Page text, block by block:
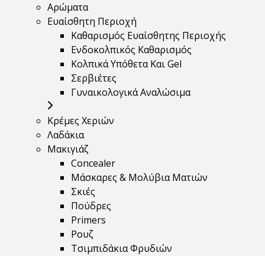
Αρώματα
Ευαίσθητη Περιοχή
Καθαρισμός Ευαίσθητης Περιοχής
Ενδοκολπικός Καθαρισμός
Κολπικά Υπόθετα Και Gel
Σερβιέτες
Γυναικολογικά Αναλώσιμα
Κρέμες Χεριών
Λαδάκια
Μακιγιάζ
Concealer
Μάσκαρες & Μολύβια Ματιών
Σκιές
Πούδρες
Primers
Ρουζ
Τσιμπιδάκια Φρυδιών